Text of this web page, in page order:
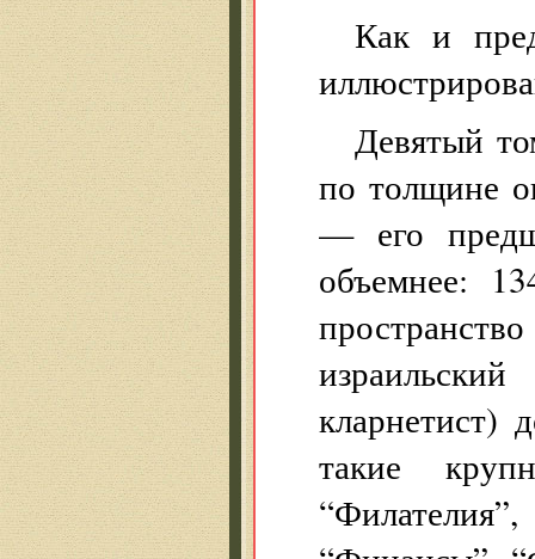
Как и
Девятый
по толщине
— его
объемнее:
кларнетист)
такие